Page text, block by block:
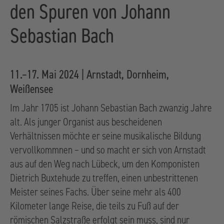
den Spuren von Johann
Sebastian Bach
11.–17. Mai 2024 | Arnstadt, Dornheim,
Weißensee
Im Jahr 1705 ist Johann Sebastian Bach zwanzig Jahre
alt. Als junger Organist aus bescheidenen
Verhältnissen möchte er seine musikalische Bildung
vervollkommnen – und so macht er sich von Arnstadt
aus auf den Weg nach Lübeck, um den Komponisten
Dietrich Buxtehude zu treffen, einen unbestrittenen
Meister seines Fachs. Über seine mehr als 400
Kilometer lange Reise, die teils zu Fuß auf der
römischen Salzstraße erfolgt sein muss, sind nur